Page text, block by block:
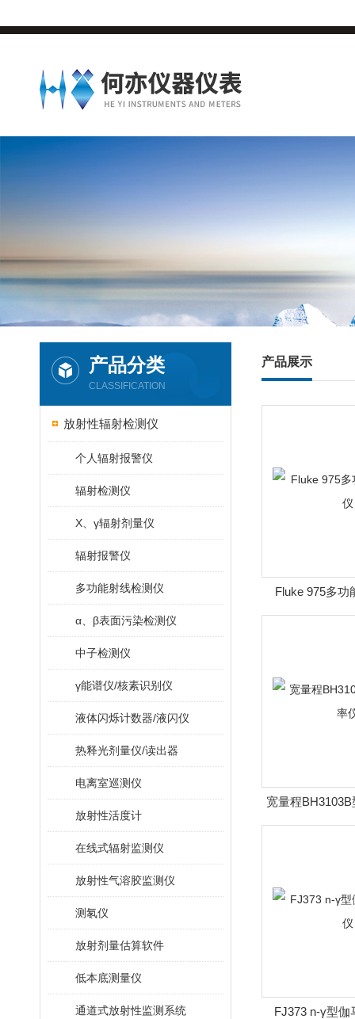
产品分类
CLASSIFICATION
放射性辐射检测仪
个人辐射报警仪
辐射检测仪
X、γ辐射剂量仪
辐射报警仪
多功能射线检测仪
α、β表面污染检测仪
中子检测仪
γ能谱仪/核素识别仪
液体闪烁计数器/液闪仪
热释光剂量仪/读出器
电离室巡测仪
放射性活度计
在线式辐射监测仪
放射性气溶胶监测仪
测氡仪
放射剂量估算软件
低本底测量仪
通道式放射性监测系统
产品展示
Fluke 975多功
宽量程
FJ373 n-γ型伽